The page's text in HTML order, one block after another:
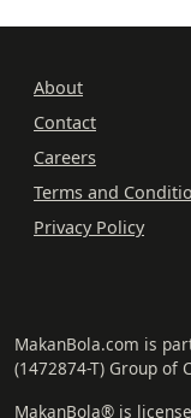
About
Contact
Careers
Terms and
Privacy Policy
MakanBola.com is
(1472874-T) Group of
MakanBola® is